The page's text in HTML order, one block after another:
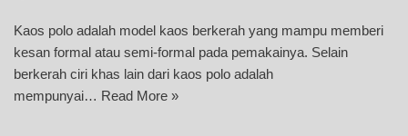
Kaos polo adalah model kaos berkerah yang mampu memberi
kesan formal atau semi-formal pada pemakainya. Selain
berkerah ciri khas lain dari kaos polo adalah
mempunyai… Read More »